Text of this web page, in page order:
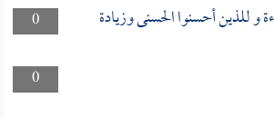
0 و للذين أحسنوا الحسنى وزيادة
0